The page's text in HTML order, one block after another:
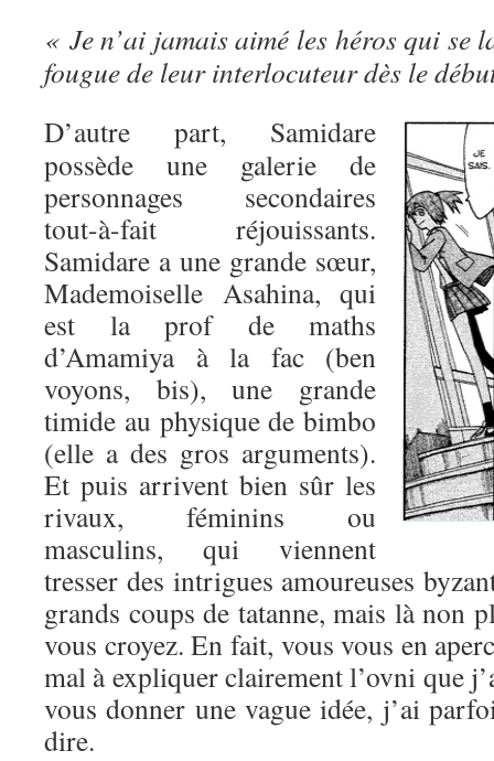
« Je n’ai jamais aimé les héros qui se
fougue de leur interlocuteur dès le
D’autre part, Samidare
possède une galerie de
personnages secondaires
tout-à-fait réjouissants.
Samidare a une grande sœur,
Mademoiselle Asahina, qui
est la prof de maths
d’Amamiya à la fac (ben
voyons, bis), une grande
timide au physique de bimbo
(elle a des gros arguments).
Et puis arrivent bien sûr les
rivaux, féminins ou
masculins, qui viennent
tresser des intrigues amoureuses
grands coups de tatanne, mais là non
vous croyez. En fait, vous vous en
mal à expliquer clairement l’ovni que
vous donner une vague idée, j’ai
dire.